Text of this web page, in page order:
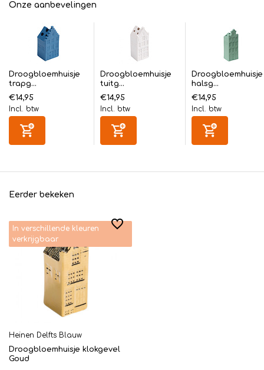
Onze aanbevelingen
Droogbloemhuisje
trapg...
€14,95
Incl. btw
Droogbloemhuisje
tuitg...
€14,95
Incl. btw
Droogbloemhuisje
halsg...
€14,95
Incl. btw
Eerder bekeken
In verschillende kleuren
verkrijgbaar
Heinen Delfts Blauw
Droogbloemhuisje klokgevel
Goud